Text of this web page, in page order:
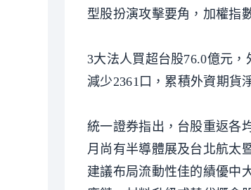
型股扮演攻擊要角，加權指
3大法人買超台股76.0億元
減少2361口，累積外資期貨
統一證券指出，台股重返各
月尚有半導體展及台北航太
建議布局流動性佳的績優中